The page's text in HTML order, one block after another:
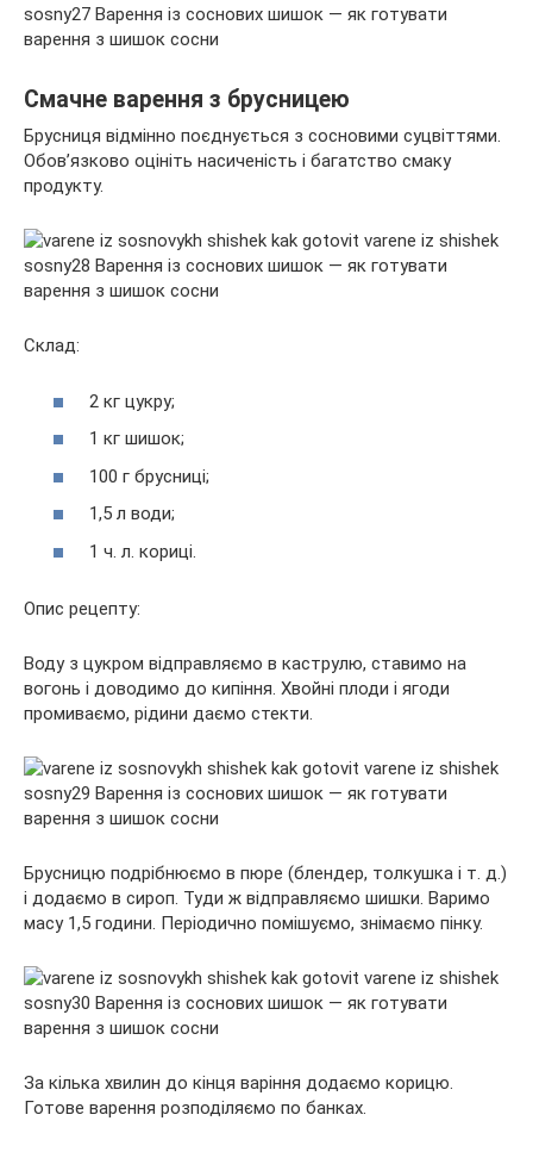
Смачне варення з брусницею
Брусниця відмінно поєднується з сосновими суцвіттями.
Обов’язково оцініть насиченість і багатство смаку
продукту.
Склад:
2 кг цукру;
1 кг шишок;
100 г брусниці;
1,5 л води;
1 ч. л. кориці.
Опис рецепту:
Воду з цукром відправляємо в каструлю, ставимо на
вогонь і доводимо до кипіння. Хвойні плоди і ягоди
промиваємо, рідини даємо стекти.
Брусницю подрібнюємо в пюре (блендер, толкушка і т. д.)
і додаємо в сироп. Туди ж відправляємо шишки. Варимо
масу 1,5 години. Періодично помішуємо, знімаємо пінку.
За кілька хвилин до кінця варіння додаємо корицю.
Готове варення розподіляємо по банках.